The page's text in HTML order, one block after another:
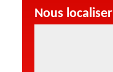
Nous localiser